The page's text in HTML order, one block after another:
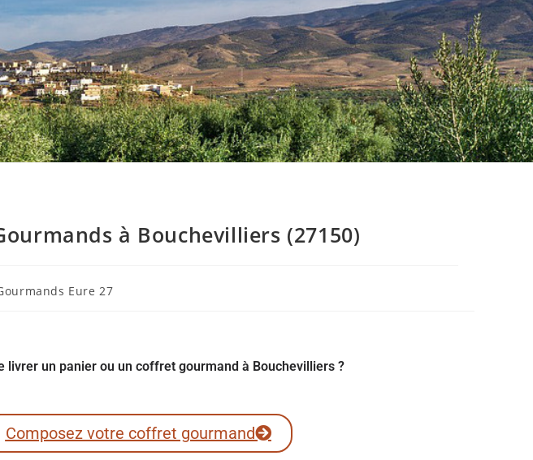
à Bouchevilliers (27150)
Eure 27
livrer un panier ou un coffret gourmand à Bouchevilliers ?
Composez votre coffret gourmand